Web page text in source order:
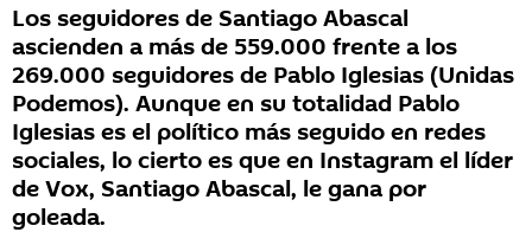
Los seguidores de Santiago Abascal
ascienden a más de 559.000 frente a los
269.000 seguidores de Pablo Iglesias (Unidas
Podemos). Aunque en su totalidad Pablo
Iglesias es el político más seguido en redes
sociales, lo cierto es que en Instagram el líder
de Vox, Santiago Abascal, le gana por
goleada.